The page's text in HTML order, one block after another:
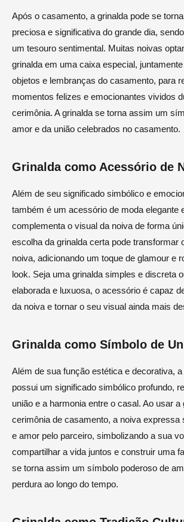
Após o casamento, a grinalda pode se
preciosa e significativa do grande dia,
um tesouro sentimental. Muitas noivas
grinalda em uma caixa especial,
objetos e lembranças do casamento, para
momentos felizes e emocionantes vividos
cerimônia. A grinalda se torna assim um
amor e da união celebrados no casamento.
Grinalda como Acessório de
Além de seu significado simbólico e
também é um acessório de moda elegante
complementa o visual da noiva de forma
escolha da grinalda certa pode transformar
noiva, adicionando um toque de glamour e
look. Seja uma grinalda simples e discreta
elaborada e luxuosa, o acessório é capaz
da noiva e tornar o seu visual ainda mais
Grinalda como Símbolo de
Além de sua função estética e decorativa,
possui um significado simbólico profundo,
união e a harmonia entre o casal. Ao usar a
cerimônia de casamento, a noiva expressa
e amor pelo parceiro, simbolizando a sua
compartilhar a vida juntos e construir uma
se torna assim um símbolo poderoso de
perdura ao longo do tempo.